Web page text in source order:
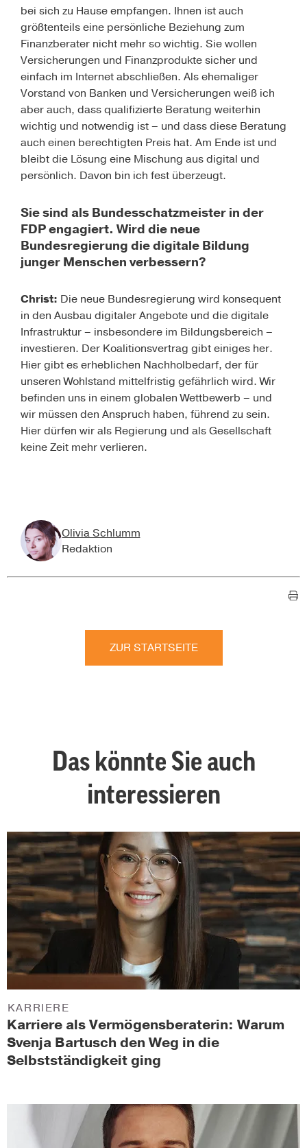
bei sich zu Hause empfangen. Ihnen ist auch
größtenteils eine persönliche Beziehung zum
Finanzberater nicht mehr so wichtig. Sie wollen
Versicherungen und Finanzprodukte sicher und
einfach im Internet abschließen. Als ehemaliger
Vorstand von Banken und Versicherungen weiß ich
aber auch, dass qualifizierte Beratung weiterhin
wichtig und notwendig ist – und dass diese Beratung
auch einen berechtigten Preis hat. Am Ende ist und
bleibt die Lösung eine Mischung aus digital und
persönlich. Davon bin ich fest überzeugt.
Sie sind als Bundesschatzmeister in der
FDP engagiert. Wird die neue
Bundesregierung die digitale Bildung
junger Menschen verbessern?
Christ: Die neue Bundesregierung wird konsequent
in den Ausbau digitaler Angebote und die digitale
Infrastruktur – insbesondere im Bildungsbereich –
investieren. Der Koalitionsvertrag gibt einiges her.
Hier gibt es erheblichen Nachholbedarf, der für
unseren Wohlstand mittelfristig gefährlich wird. Wir
befinden uns in einem globalen Wettbewerb – und
wir müssen den Anspruch haben, führend zu sein.
Hier dürfen wir als Regierung und als Gesellschaft
keine Zeit mehr verlieren.
Olivia Schlumm
Redaktion
ZUR STARTSEITE
Das könnte Sie auch
interessieren
Karriere als Vermögensberaterin: Warum
Svenja Bartusch den Weg in die
Selbstständigkeit ging
KARRIERE